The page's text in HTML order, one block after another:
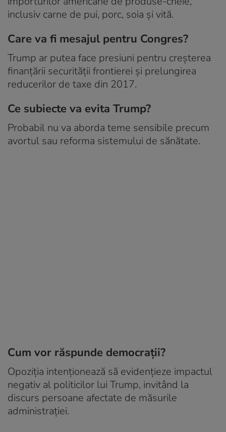
inclusiv carne de pui, porc, soia și vită.
Care va fi mesajul pentru Congres?
Trump ar putea face presiuni pentru creșterea
finanțării securității frontierei și prelungirea
reducerilor de taxe din 2017.
Ce subiecte va evita Trump?
Probabil nu va aborda teme sensibile precum
avortul sau reforma sistemului de sănătate.
Cum vor răspunde democrații?
Opoziția intenționează să evidențieze impactul
negativ al politicilor lui Trump, invitând la
discurs persoane afectate de măsurile
administrației.